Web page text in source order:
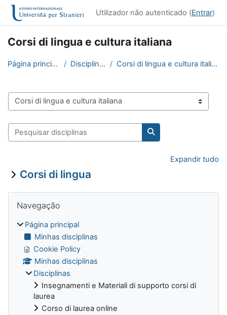
Ir para o conteúdo principal
Utilizador não autenticado (Entrar)
Corsi di lingua e cultura italiana
Página principal Disciplinas Corsi di lingua e cultura italiana
Categorias de disciplinas
Pesquisar disciplinas
Pesquisar disciplinas
Expandir tudo
Corsi di lingua
Blocos
Navegação
Página principal
Minhas disciplinas
Cookie Policy
Minhas disciplinas
Disciplinas
Insegnamenti e Materiali di supporto corsi di
laurea
Corso di laurea online